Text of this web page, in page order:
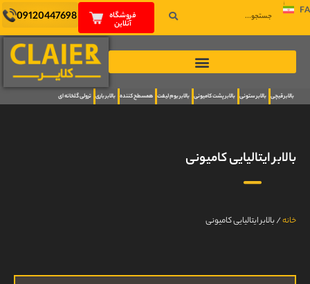
FA فروشگاه
آنلاین 09120447698
بالابر قیچی بالابر ستونی بالابر پشت کامیونی بالابر بوم لیفت همسطح کننده بالابر باری ترولی گلخانه ای
بالابر ایتالیایی کامیونی
خانه/بالابر ایتالیایی کامیونی